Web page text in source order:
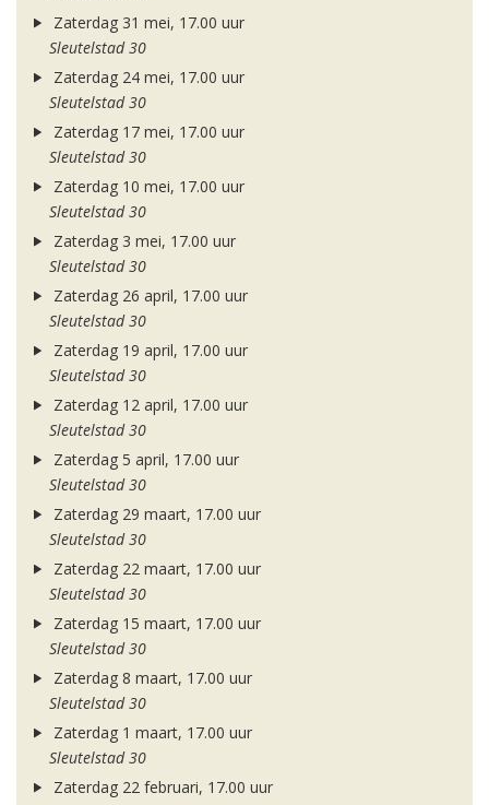
Zaterdag 31 mei, 17.00 uur
Sleutelstad 30
Zaterdag 24 mei, 17.00 uur
Sleutelstad 30
Zaterdag 17 mei, 17.00 uur
Sleutelstad 30
Zaterdag 10 mei, 17.00 uur
Sleutelstad 30
Zaterdag 3 mei, 17.00 uur
Sleutelstad 30
Zaterdag 26 april, 17.00 uur
Sleutelstad 30
Zaterdag 19 april, 17.00 uur
Sleutelstad 30
Zaterdag 12 april, 17.00 uur
Sleutelstad 30
Zaterdag 5 april, 17.00 uur
Sleutelstad 30
Zaterdag 29 maart, 17.00 uur
Sleutelstad 30
Zaterdag 22 maart, 17.00 uur
Sleutelstad 30
Zaterdag 15 maart, 17.00 uur
Sleutelstad 30
Zaterdag 8 maart, 17.00 uur
Sleutelstad 30
Zaterdag 1 maart, 17.00 uur
Sleutelstad 30
Zaterdag 22 februari, 17.00 uur